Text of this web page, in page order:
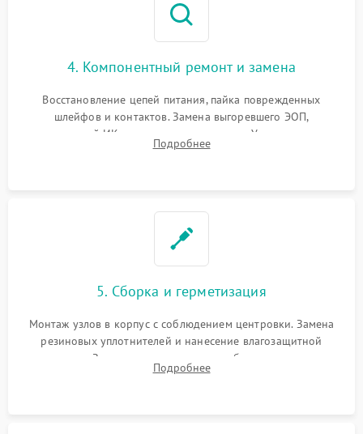
4. Компонентный ремонт и замена
Восстановление цепей питания, пайка поврежденных
шлейфов и контактов. Замена выгоревшего ЭОП,
неисправной ИК-подсветки или матрицы. Ультразвуковая
очистка плат и удаление загрязнений с линз объектива и
Подробнее
5. Сборка и герметизация
Монтаж узлов в корпус с соблюдением центровки. Замена
резиновых уплотнителей и нанесение влагозащитной
смазки. Заполнение внутреннего объема прицела
осушенным азотом для предотвращения запотевания оптики
Подробнее